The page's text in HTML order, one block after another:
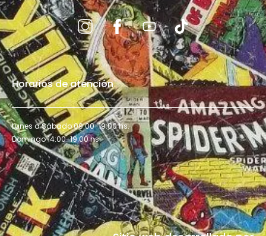
Horarios de atención
Lunes a Sábado 09:00-19:00 hs.
Domingo 14:00-19:00 hs.